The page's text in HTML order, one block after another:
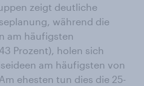
zeigt deutliche
während die
am häufigsten
Prozent), holen sich
am häufigsten von
ehesten tun dies die 25-